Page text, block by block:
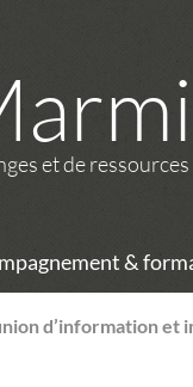
et de ressources
&
d’information et